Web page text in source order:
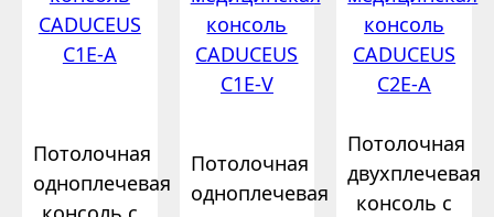
CADUCEUS
C1E-A
Потолочная
одноплечевая
консоль
CADUCEUS
C1E-V
Потолочная
одноплечевая
консоль
CADUCEUS
C2E-A
Потолочная
двухплечевая
консоль с